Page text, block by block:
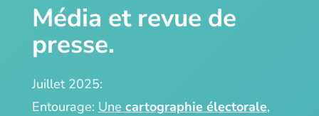
Média et revue de
presse.
Juillet 2025:
Entourage: Une cartographie électorale,